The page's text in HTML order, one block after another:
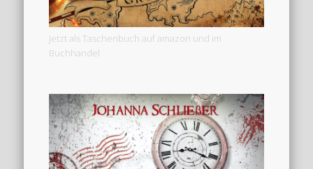
Jetzt als Taschenbuch auf amazon und im
Buchhandel